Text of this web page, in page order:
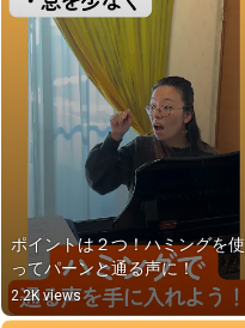
ポイントは２つ！ハミングを使
ってパーンと通る声に！
2.2K views